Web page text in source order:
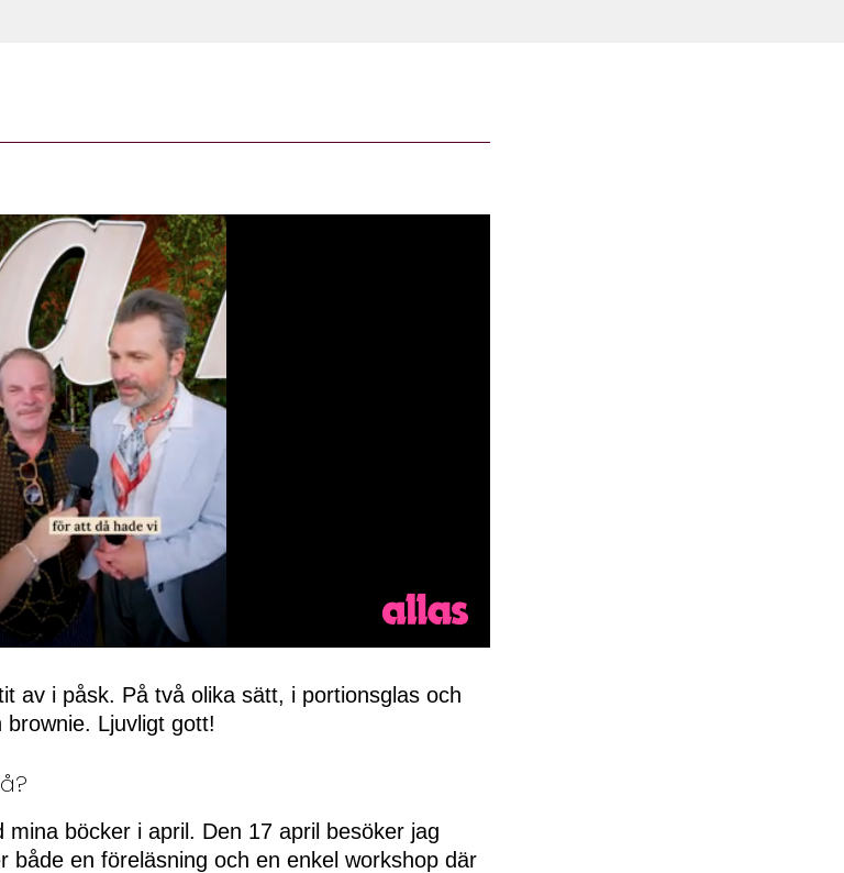
av i påsk. På två olika sätt, i portionsglas och
Ljuvligt gott!
böcker i april. Den 17 april besöker jag
både en föreläsning och en enkel workshop där